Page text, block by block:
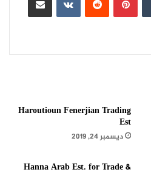
Haroutioun Fenerjian Trading
Est
ديسمبر 24, 2019
Hanna Arab Est. for Trade &